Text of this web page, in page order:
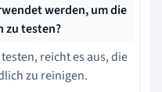
werden, um die
zu testen?
reicht es aus, die
zu reinigen.